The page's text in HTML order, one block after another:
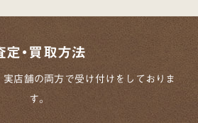
定・買取方法
店舗の両方で受け付けをしておりま
す。